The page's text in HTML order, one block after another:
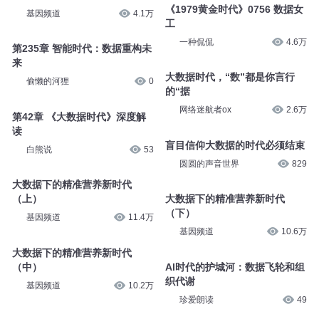
基因频道 4.1万
第235章 智能时代：数据重构未
来
偷懒的河狸 0
第42章 《大数据时代》深度解
读
白熊说 53
大数据下的精准营养新时代
（上）
基因频道 11.4万
大数据下的精准营养新时代
（中）
基因频道 10.2万
《1979黄金时代》0756 数据女
工
一种侃侃 4.6万
大数据时代，“数”都是你言行
的“据
网络迷航者ox 2.6万
盲目信仰大数据的时代必须结束
圆圆的声音世界 829
大数据下的精准营养新时代
（下）
基因频道 10.6万
AI时代的护城河：数据飞轮和组
织代谢
珍爱朗读 49